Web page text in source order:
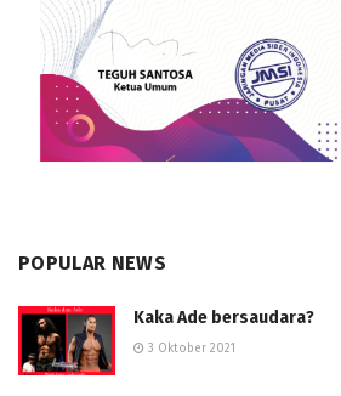
POPULAR NEWS
Kaka Ade bersaudara?
3 Oktober 2021